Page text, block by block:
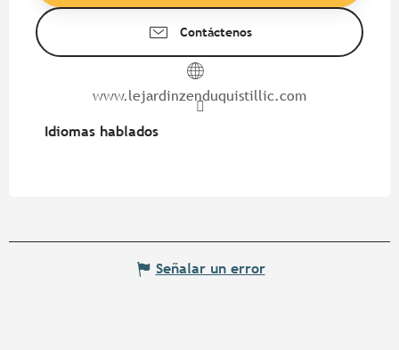
Contáctenos
www.lejardinzenduquistillic.com
Idiomas hablados
Idiomas hablados
Señalar un error